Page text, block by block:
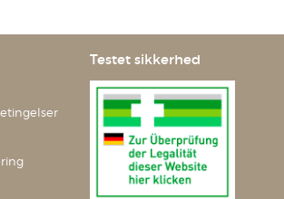
Testet sikkerhed